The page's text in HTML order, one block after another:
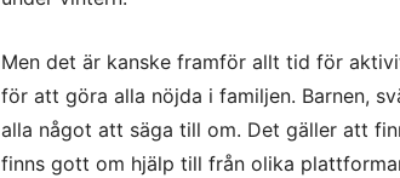
Men det är kanske framför allt tid för
för att göra alla nöjda i familjen. Barnen,
alla något att säga till om. Det gäller att
finns gott om hjälp till från olika